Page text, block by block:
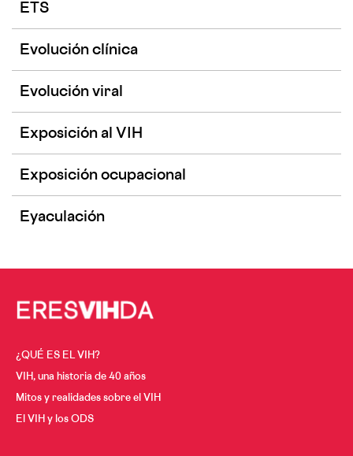
ETS
Evolución clínica
Evolución viral
Exposición al VIH
Exposición ocupacional
Eyaculación
¿QUÉ ES EL VIH?
VIH, una historia de 40 años
Mitos y realidades sobre el VIH
El VIH y los ODS